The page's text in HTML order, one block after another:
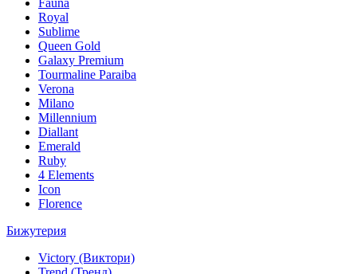
Fauna
Royal
Sublime
Queen Gold
Galaxy Premium
Tourmaline Paraiba
Verona
Milano
Millennium
Diallant
Emerald
Ruby
4 Elements
Icon
Florence
Бижутерия
Victory (Виктори)